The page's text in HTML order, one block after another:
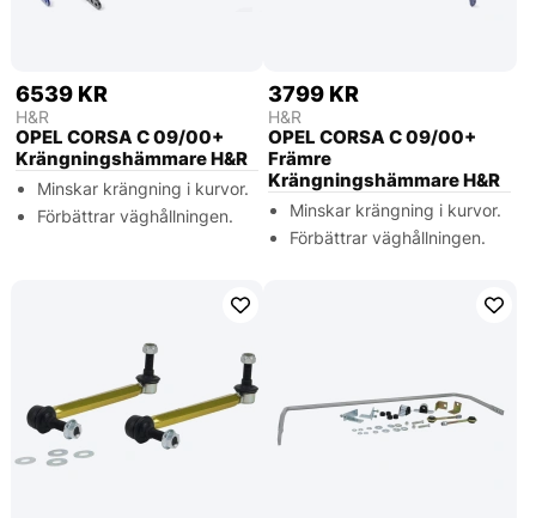
6539 KR
H&R
OPEL CORSA C 09/00+
Krängningshämmare H&R
Minskar krängning i kurvor.
Förbättrar väghållningen.
3799 KR
H&R
OPEL CORSA C 09/00+
Främre
Krängningshämmare H&R
Minskar krängning i kurvor.
Förbättrar väghållningen.